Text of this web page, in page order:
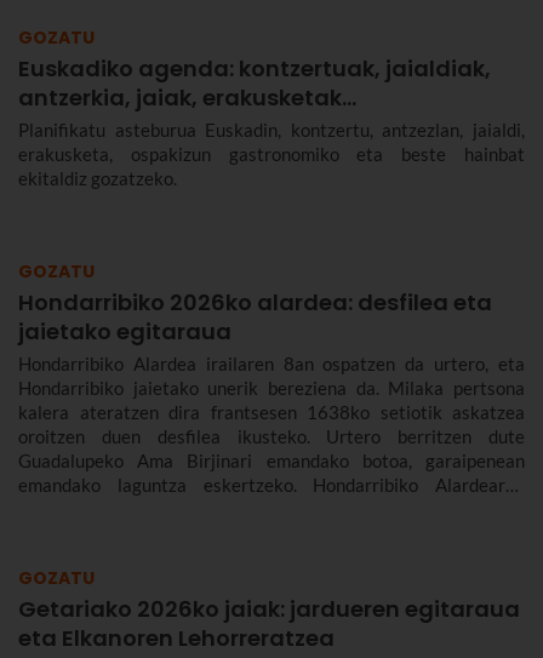
GOZATU
Euskadiko agenda: kontzertuak, jaialdiak,
antzerkia, jaiak, erakusketak…
Planifikatu asteburua Euskadin, kontzertu, antzezlan, jaialdi,
erakusketa, ospakizun gastronomiko eta beste hainbat
ekitaldiz gozatzeko.
GOZATU
Hondarribiko 2026ko alardea: desfilea eta
jaietako egitaraua
Hondarribiko Alardea irailaren 8an ospatzen da urtero, eta
Hondarribiko jaietako unerik bereziena da. Milaka pertsona
kalera ateratzen dira frantsesen 1638ko setiotik askatzea
oroitzen duen desfilea ikusteko. Urtero berritzen dute
Guadalupeko Ama Birjinari emandako botoa, garaipenean
emandako laguntza eskertzeko. Hondarribiko Alardearen
GOZATU
Getariako 2026ko jaiak: jardueren egitaraua
eta Elkanoren Lehorreratzea